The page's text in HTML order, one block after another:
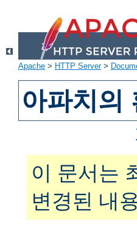
Apache > HTTP Server>
아파치의
이 문서는
변경된 내